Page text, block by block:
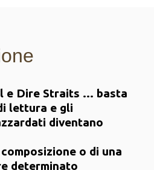
e Dire Straits … basta
lettura e gli
diventano
o di una
determinato